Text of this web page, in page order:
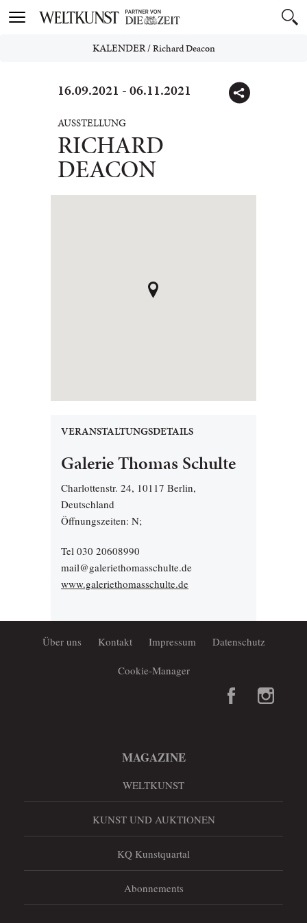
Toggle
KALENDER/Richard Deacon
16.09.2021 - 06.11.2021
AUSSTELLUNG
RICHARD
DEACON
VERANSTALTUNGSDETAILS
Galerie Thomas Schulte
Charlottenstr. 24, 10117 Berlin,
Deutschland
Öffnungszeiten: N;
Tel 030 20608990
mail@galeriethomasschulte.de
www.galeriethomasschulte.de
Über uns Kontakt Impressum Datenschutz
Cookie-Manager
MAGAZINE
WELTKUNST
KUNST UND AUKTIONEN
KQ Kunstquartal
Abonnements